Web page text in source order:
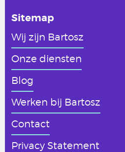
Sitemap
Wij zijn Bartosz
Onze diensten
Blog
Werken bij Bartosz
Contact
Privacy Statement